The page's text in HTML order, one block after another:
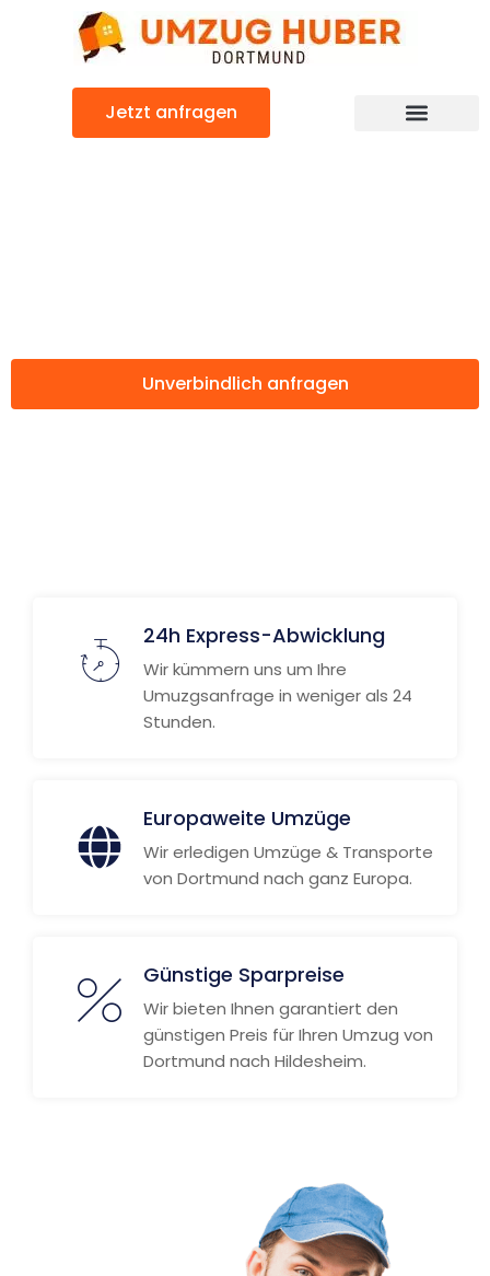
Jetzt anfragen
Unverbindlich anfragen
24h Express-Abwicklung
Wir kümmern uns um Ihre
Umuzgsanfrage in weniger als 24
Stunden.
Europaweite Umzüge
Wir erledigen Umzüge & Transporte
von Dortmund nach ganz Europa.
Günstige Sparpreise
Wir bieten Ihnen garantiert den
günstigen Preis für Ihren Umzug von
Dortmund nach Hildesheim.